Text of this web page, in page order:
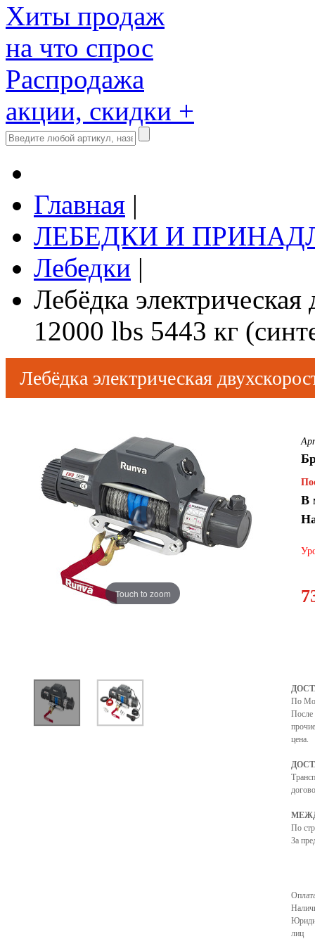
Хиты продаж
на что спрос
Распродажа
акции, скидки +
Главная |
ЛЕБЕДКИ И
Лебедки |
Лебёдка
12000 lbs 5443 кг
Лебёдка электрическая
Touch to zoom
В
По
После
цена.
По
За
лиц